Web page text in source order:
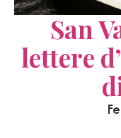
San
lettere